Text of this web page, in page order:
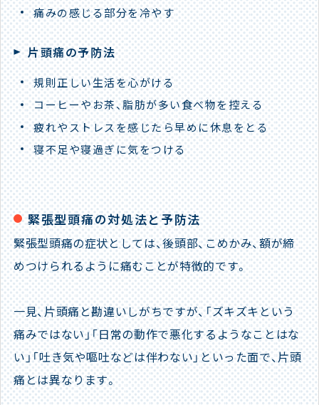
痛みの感じる部分を冷やす
片頭痛の予防法
規則正しい生活を心がける
コーヒーやお茶、脂肪が多い食べ物を控える
疲れやストレスを感じたら早めに休息をとる
寝不足や寝過ぎに気をつける
緊張型頭痛の対処法と予防法
緊張型頭痛の症状としては、後頭部、こめかみ、額が締
めつけられるように痛むことが特徴的です。
一見、片頭痛と勘違いしがちですが、「ズキズキという
痛みではない」「日常の動作で悪化するようなことはな
い」「吐き気や嘔吐などは伴わない」といった面で、片頭
痛とは異なります。